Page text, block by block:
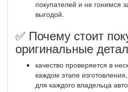
покупателей и не гонимся
выгодой.
✅ Почему стоит
оригинальные
качество проверяется в
каждом этапе
для каждого владельца